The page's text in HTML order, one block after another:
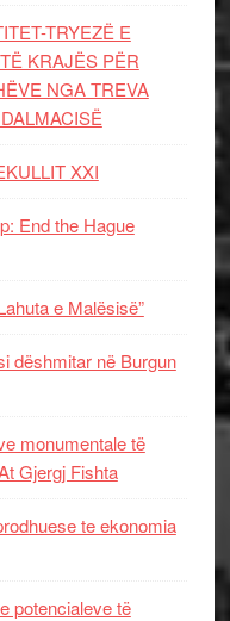
TRYEZË E
KRAJËS PËR
NGA TREVA
XXI
End the Hague
e Malësisë”
dëshmitar në Burgun
monumentale të
Gjergj Fishta
te ekonomia
potencialeve të